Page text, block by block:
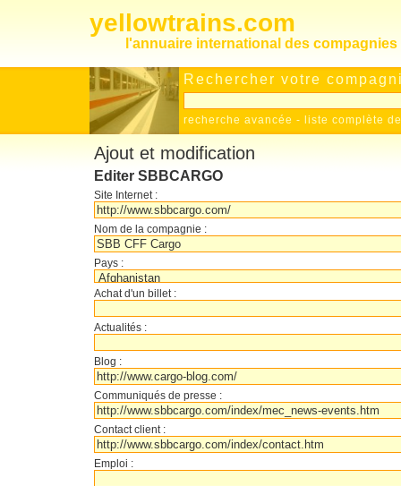
yellowtrains.com
l'annuaire international des
Rechercher votre
recherche avancée - liste complète
Ajout et modification
Editer SBBCARGO
Site Internet :
Nom de la compagnie :
Pays :
Achat d'un billet :
Actualités :
Blog :
Communiqués de presse :
Contact client :
Emploi :